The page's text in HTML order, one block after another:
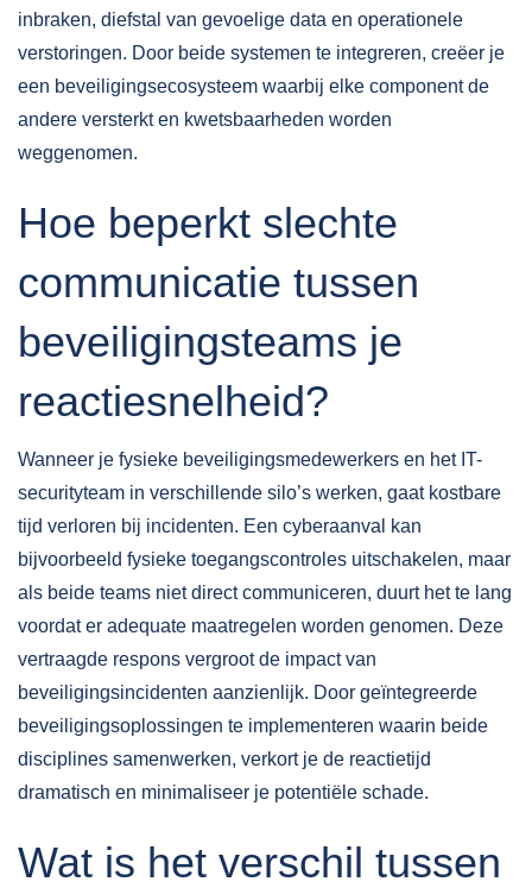
inbraken, diefstal van gevoelige data en operationele
verstoringen. Door beide systemen te integreren, creëer je
een beveiligingsecosysteem waarbij elke component de
andere versterkt en kwetsbaarheden worden
weggenomen.
Hoe beperkt slechte
communicatie tussen
beveiligingsteams je
reactiesnelheid?
Wanneer je fysieke beveiligingsmedewerkers en het IT-
securityteam in verschillende silo’s werken, gaat kostbare
tijd verloren bij incidenten. Een cyberaanval kan
bijvoorbeeld fysieke toegangscontroles uitschakelen, maar
als beide teams niet direct communiceren, duurt het te lang
voordat er adequate maatregelen worden genomen. Deze
vertraagde respons vergroot de impact van
beveiligingsincidenten aanzienlijk. Door geïntegreerde
beveiligingsoplossingen te implementeren waarin beide
disciplines samenwerken, verkort je de reactietijd
dramatisch en minimaliseer je potentiële schade.
Wat is het verschil tussen